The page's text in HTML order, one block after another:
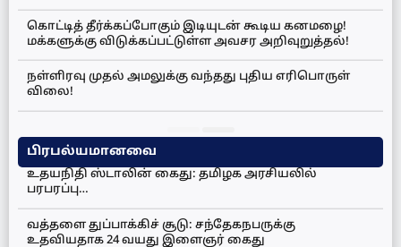
கொட்டித் தீர்க்கப்போகும் இடியுடன் கூடிய கனமழை!
மக்களுக்கு விடுக்கப்பட்டுள்ள அவசர அறிவுறுத்தல்!
நள்ளிரவு முதல் அமலுக்கு வந்தது புதிய எரிபொருள்
விலை!
பிரபல்யமானவை
உதயநிதி ஸ்டாலின் கைது: தமிழக அரசியலில்
பரபரப்பு…
வத்தளை துப்பாக்கிச் சூடு: சந்தேகநபருக்கு
உதவியதாக 24 வயது இளைஞர் கைது